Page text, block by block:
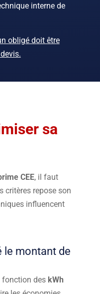
interne de
obligé doit être
sa
CEE, il faut
critères repose son
influencent
le montant de
fonction des kWh